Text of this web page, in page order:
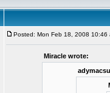
Posted: Mon Feb 18, 2008 10:46
Miracle wrote: